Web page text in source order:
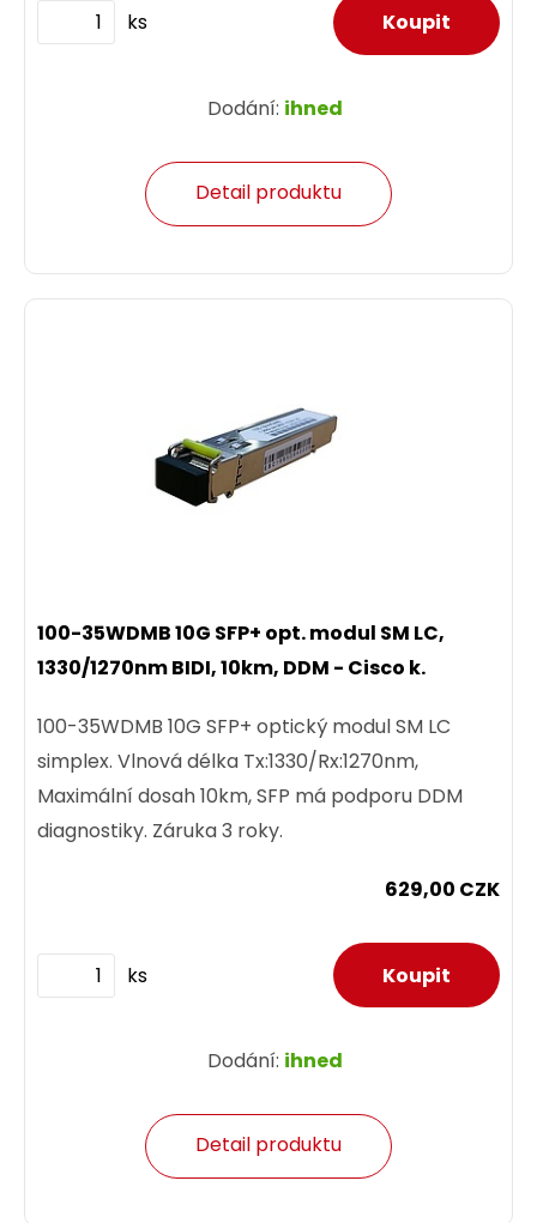
ks
Dodání: ihned
Detail produktu
100-35WDMB 10G SFP+ opt. modul SM LC,
1330/1270nm BIDI, 10km, DDM - Cisco k.
100-35WDMB 10G SFP+ optický modul SM LC
simplex. Vlnová délka Tx:1330/Rx:1270nm,
Maximální dosah 10km, SFP má podporu DDM
diagnostiky. Záruka 3 roky.
629,00 CZK
ks
Dodání: ihned
Detail produktu